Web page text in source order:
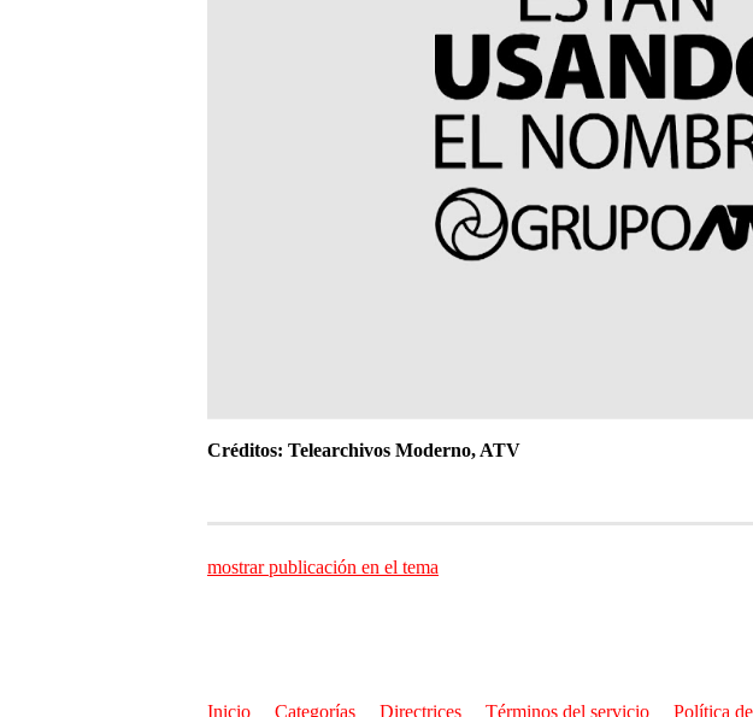
Créditos: Telearchivos Moderno, ATV
mostrar publicación en el tema
Inicio Categorías Directrices Términos del servicio Política